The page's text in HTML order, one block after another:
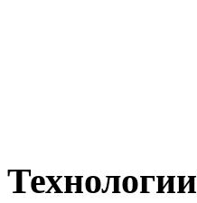
Технологии